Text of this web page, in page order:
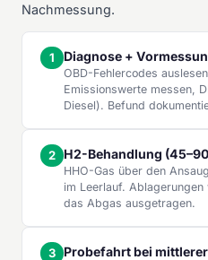
Nachmessung.
Diagnose +
OBD-Fehlercodes
Emissionswerte messen,
Diesel). Befund
H2-Behandlung
HHO-Gas über den
im Leerlauf.
das Abgas ausgetragen.
Probefahrt bei